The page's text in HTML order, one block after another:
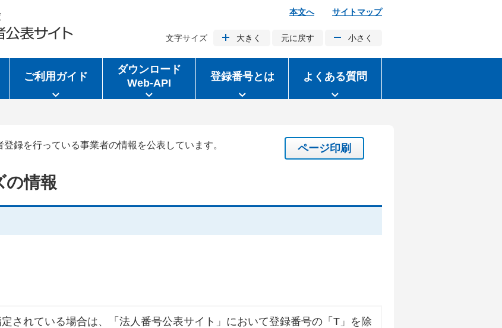
本文へ サイトマップ
文字サイズ 大きく 元に戻す 小さく
ご利用ガイド
ダウンロード
Web-API
登録番号とは よくある質問
録を行っている事業者の情報を公表しています。 ページ印刷
の情報
されている場合は、「法人番号公表サイト」において登録番号の「T」を除